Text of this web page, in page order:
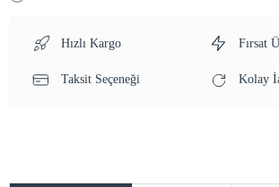
Hızlı Kargo Fırsat
Taksit Seçeneği Kolay